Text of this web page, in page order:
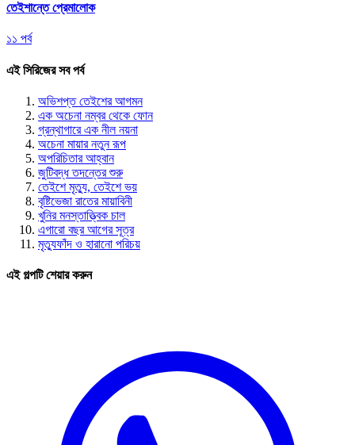
তেইশান্তে প্রেমালোক
১১ পর্ব
এই সিরিজের সব পর্ব
অভিশপ্ত তেইশের আগমন
এক অচেনা নম্বর থেকে ফোন
গ্রন্থাগারে এক নীল নয়না
অচেনা মায়ার নতুন রূপ
অপরিচিতার আহ্বান
জুটিবদ্ধ তদন্তের শুরু
তেইশে মৃত্যু, তেইশে ভয়
বৃষ্টিভেজা রাতের মায়াবিনী
খুনির মনস্তাত্ত্বিক চাল
এগারো বছর আগের সূত্র
মৃত্যুফাঁদ ও হারানো পরিচয়
এই গল্পটি শেয়ার করুন